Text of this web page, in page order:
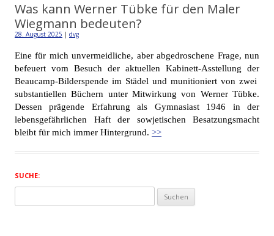
Was kann Werner Tübke für den Maler
Wiegmann bedeuten?
28. August 2025 | dvg
Eine für mich unvermeidliche, aber abgedroschene Frage, nun
befeuert vom Besuch der aktuellen Kabinett-Asstellung der
Beaucamp-Bilderspende im Städel und munitioniert von zwei
substantiellen Büchern unter Mitwirkung von Werner Tübke.
Dessen prägende Erfahrung als Gymnasiast 1946 in der
lebensgefährlichen Haft der sowjetischen Besatzungsmacht
bleibt für mich immer Hintergrund. >>
SUCHE:
nach: